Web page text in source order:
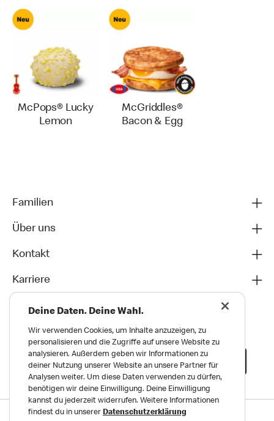
McPops® Lucky
Lemon
McGriddles®
Bacon & Egg
Familien
Über uns
Kontakt
Karriere
Datenschutz
Deine Daten. Deine Wahl.
Wir verwenden Cookies, um Inhalte anzuzeigen, zu
personalisieren und die Zugriffe auf unsere Website zu
analysieren. Außerdem geben wir Informationen zu
deiner Nutzung unserer Website an unsere Partner für
Analysen weiter. Um diese Daten verwenden zu dürfen,
benötigen wir deine Einwilligung. Deine Einwilligung
kannst du jederzeit widerrufen. Weitere Informationen
findest du in unserer Datenschutzerklärung